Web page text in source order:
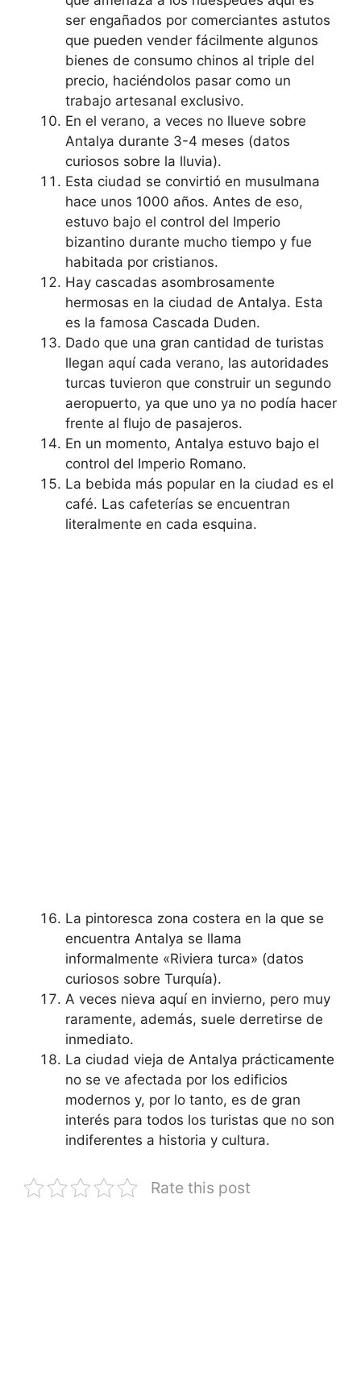
ser engañados por comerciantes astutos
que pueden vender fácilmente algunos
bienes de consumo chinos al triple del
precio, haciéndolos pasar como un
trabajo artesanal exclusivo.
En el verano, a veces no llueve sobre
Antalya durante 3-4 meses (datos
curiosos sobre la lluvia).
Esta ciudad se convirtió en musulmana
hace unos 1000 años. Antes de eso,
estuvo bajo el control del Imperio
bizantino durante mucho tiempo y fue
habitada por cristianos.
Hay cascadas asombrosamente
hermosas en la ciudad de Antalya. Esta
es la famosa Cascada Duden.
Dado que una gran cantidad de turistas
llegan aquí cada verano, las autoridades
turcas tuvieron que construir un segundo
aeropuerto, ya que uno ya no podía hacer
frente al flujo de pasajeros.
En un momento, Antalya estuvo bajo el
control del Imperio Romano.
La bebida más popular en la ciudad es el
café. Las cafeterías se encuentran
literalmente en cada esquina.
La pintoresca zona costera en la que se
encuentra Antalya se llama
informalmente «Riviera turca» (datos
curiosos sobre Turquía).
A veces nieva aquí en invierno, pero muy
raramente, además, suele derretirse de
inmediato.
La ciudad vieja de Antalya prácticamente
no se ve afectada por los edificios
modernos y, por lo tanto, es de gran
interés para todos los turistas que no son
indiferentes a historia y cultura.
Rate this post